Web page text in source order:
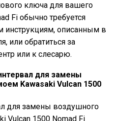
ключа для вашего
Fi обычно требуется
инструкциям, описанным в
или обратиться за
или к слесарю.
для замены
Kawasaki Vulcan 1500
для замены воздушного
Vulcan 1500 Nomad Fi